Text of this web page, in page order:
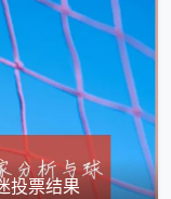
投票结果